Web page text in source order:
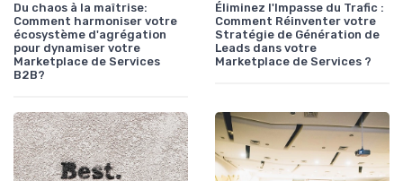
Du chaos à la maîtrise:
Comment harmoniser votre
écosystème d'agrégation
pour dynamiser votre
Marketplace de Services
B2B?
Éliminez l'Impasse du Trafic :
Comment Réinventer votre
Stratégie de Génération de
Leads dans votre
Marketplace de Services ?